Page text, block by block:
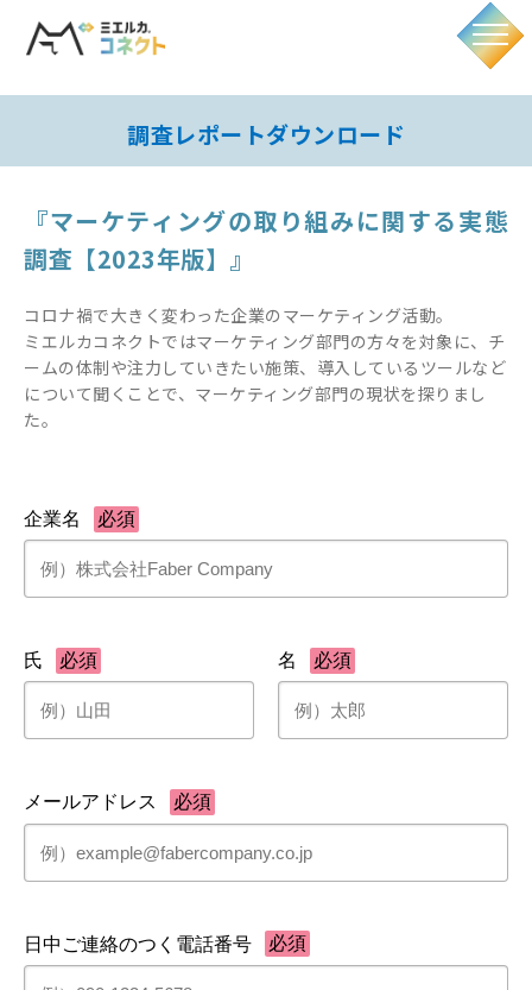
調査レポートダウンロード
『マーケティングの取り組みに関する実態
調査【2023年版】』
コロナ禍で大きく変わった企業のマーケティング活動。
ミエルカコネクトではマーケティング部門の方々を対象に、チ
ームの体制や注力していきたい施策、導入しているツールなど
について聞くことで、マーケティング部門の現状を探りまし
た。